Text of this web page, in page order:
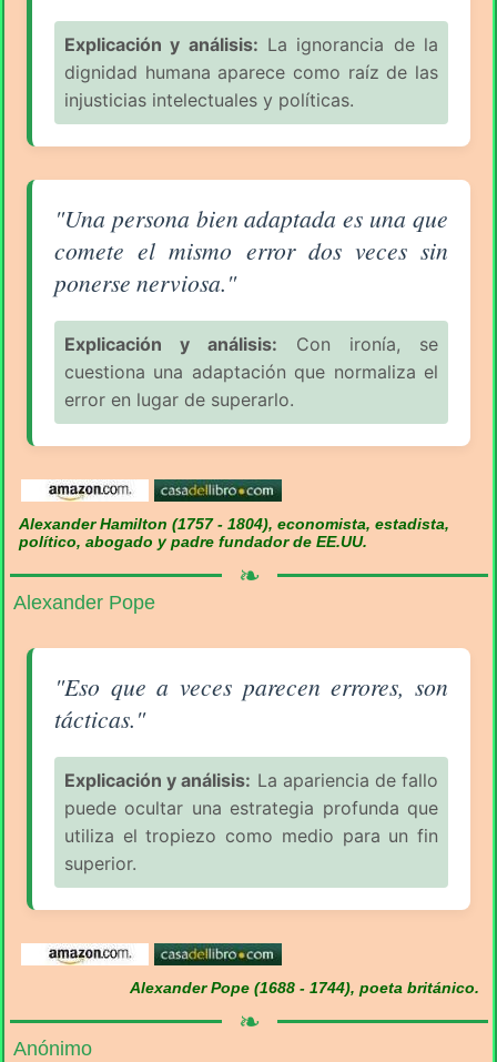
Explicación y análisis: La ignorancia de la
dignidad humana aparece como raíz de las
injusticias intelectuales y políticas.
Aforismo sobre la Equivocación (pág. 1/6) -
"Una persona bien adaptada es una que
comete el mismo error dos veces sin
ponerse nerviosa."
Explicación y análisis: Con ironía, se
cuestiona una adaptación que normaliza el
error en lugar de superarlo.
Alexander Hamilton (1757 - 1804), economista, estadista,
político, abogado y padre fundador de EE.UU.
❧
Alexander Pope
Aforismo sobre la Equivocación (pág. 1/6) -
"Eso que a veces parecen errores, son
tácticas."
Explicación y análisis: La apariencia de fallo
puede ocultar una estrategia profunda que
utiliza el tropiezo como medio para un fin
superior.
Alexander Pope (1688 - 1744), poeta británico.
❧
Anónimo